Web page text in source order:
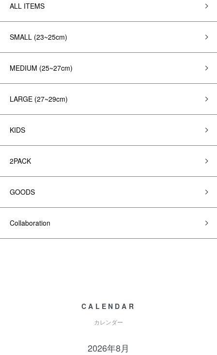
ALL ITEMS
SMALL (23~25cm)
MEDIUM (25~27cm)
LARGE (27~29cm)
KIDS
2PACK
GOODS
Collaboration
CALENDAR
カレンダー
2026年8月